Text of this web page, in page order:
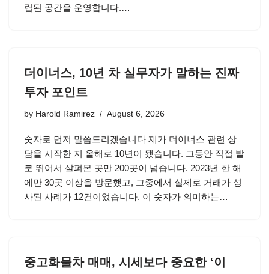
립된 공간을 운영합니다.…
더이너스, 10년 차 실무자가 말하는 진짜
투자 포인트
by Harold Ramirez August 6, 2026
숫자로 먼저 말씀드리겠습니다 제가 더이너스 관련 상
담을 시작한 지 올해로 10년이 됐습니다. 그동안 직접 발
로 뛰어서 살펴본 곳만 200곳이 넘습니다. 2023년 한 해
에만 30곳 이상을 방문했고, 그중에서 실제로 거래가 성
사된 사례가 12건이었습니다. 이 숫자가 의미하는…
중고화물차 매매, 시세보다 중요한 ‘이